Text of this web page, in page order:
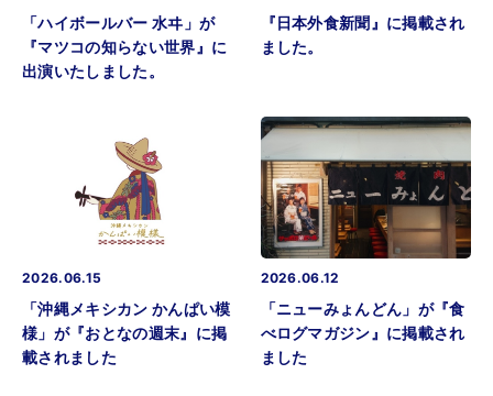
「ハイボールバー 水ヰ」が
『マツコの知らない世界』に
出演いたしました。
『日本外食新聞』に掲載され
ました。
2026.06.15
「沖縄メキシカン かんぱい模
様」が『おとなの週末』に掲
載されました
2026.06.12
「ニューみょんどん」が『食
べログマガジン』に掲載され
ました